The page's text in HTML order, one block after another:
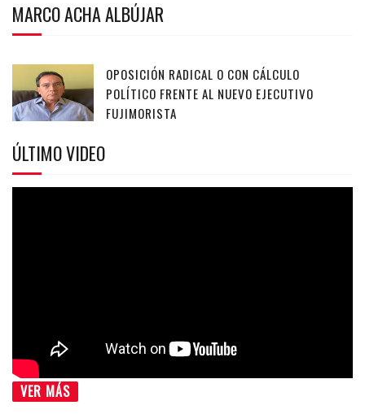
MARCO ACHA ALBÚJAR
OPOSICIÓN RADICAL O CON CÁLCULO
POLÍTICO FRENTE AL NUEVO EJECUTIVO
FUJIMORISTA
ÚLTIMO VIDEO
VER MÁS